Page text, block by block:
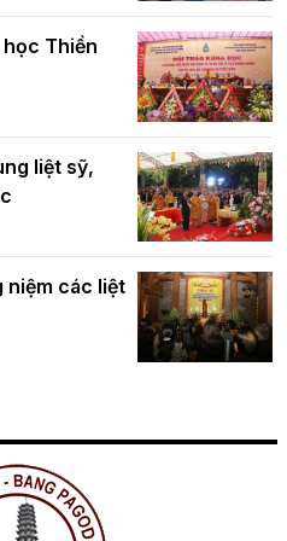
học Thiền
liệt sỹ,
niệm các liệt